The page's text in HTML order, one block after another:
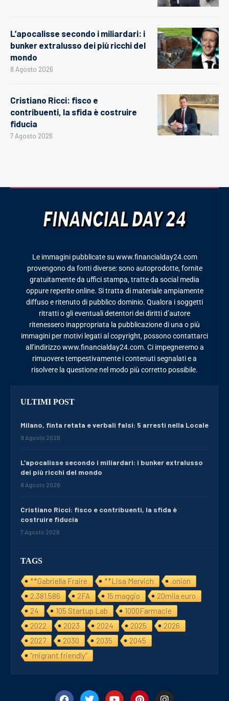
L’apocalisse secondo i miliardari: i
bunker extralusso dei più ricchi del
mondo
8 Agosto 2026
Cristiano Ricci: fisco e
contribuenti, la sfida è costruire
fiducia
7 Agosto 2026
TAGS
**Gabriella Fraire **Lisa Mervich
.onion
2.381.586
2FA 15 maggio
20mila euro
24
105 Startup Lab
1000Farmacie
2022
2023 2024 2025
2026
2027
2030 2035
2045
“migrant friendly”
Le immagini pubblicate su www.financialday24.com
provengono da fonti diverse: sono autoprodotte, fornite
gratuitamente da uffici stampa, tratte da social media
oppure reperite online. Si tratta di materiale ampiamente
diffuso e ritenuto di pubblico dominio. Qualora i soggetti
ritratti o gli eventuali detentori dei diritti d’autore
ritenessero inappropriata la pubblicazione di una o più
immagini per motivi legati al copyright, possono contattarci
all’indirizzo www.financialday24.com. Ci impegneremo a
rimuovere tempestivamente i contenuti segnalati e a
risolvere la questione nel modo più corretto possibile.
ULTIMI POST
Milano, finta retata e verbali falsi: 5 arresti nella Locale
9 Agosto 2026
L’apocalisse secondo i miliardari: i bunker extralusso
dei più ricchi del mondo
8 Agosto 2026
Cristiano Ricci: fisco e contribuenti, la sfida è
costruire fiducia
7 Agosto 2026